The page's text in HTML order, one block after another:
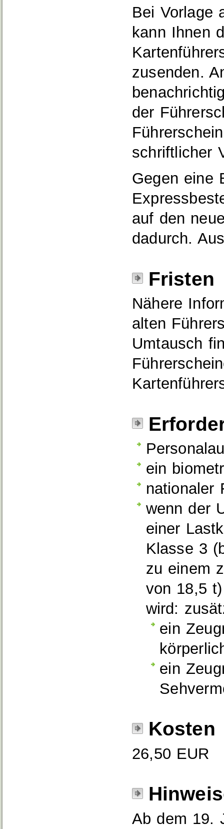
Bei Vorlage
kann Ihnen
zusenden.
der
schriftlicher
Gegen eine
auf den
dadurch.
Fristen
Nähere
alten
Umtausch
ein
nationaler
wenn der
einer
Klasse 3
zu einem
von 18,5
wird:
ein
ein
Kosten
26,50 EUR
Ab dem 19.